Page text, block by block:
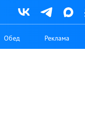
Обед Реклама